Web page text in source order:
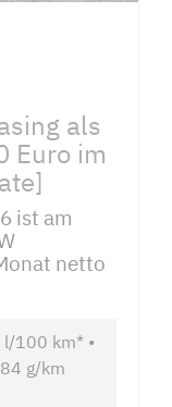
als
Euro im
ist am
netto
100 km* •
g/km